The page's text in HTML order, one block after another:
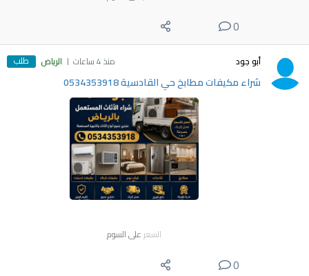
0
أبو جود منذ 4 ساعات الرياض طلب
شراء مكيفات مطابخ حي القادسية 0534353918
السعر على السوم
0